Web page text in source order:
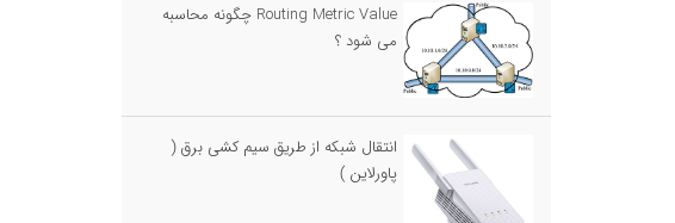
Routing Metric Value چگونه محاسبه
می شود ؟
انتقال شبکه از طریق سیم کشی برق (
پاورلاین )